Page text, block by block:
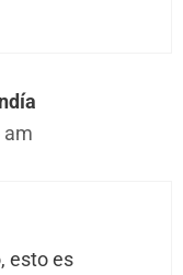
am
esto es